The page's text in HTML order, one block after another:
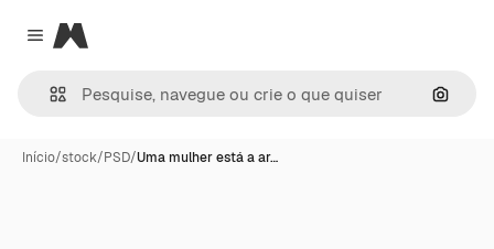
Close menu
Magnific
Início/stock/PSD/Uma mulher está a ar…